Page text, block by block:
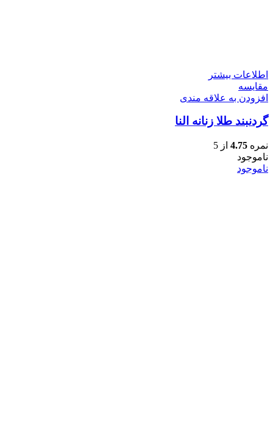
اطلاعات بیشتر
مقایسه
افزودن به علاقه مندی
گردنبند طلا زنانه النا
نمره 4.75 از 5
ناموجود
ناموجود